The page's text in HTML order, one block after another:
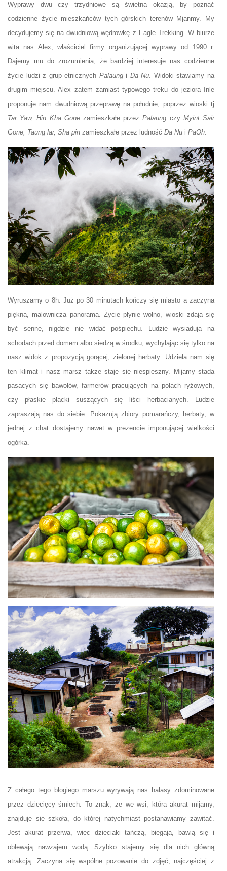
Wyprawy dwu czy trzydniowe są świetną okazją, by poznać
codzienne życie mieszkańców tych górskich terenów Mjanmy. My
decydujemy się na dwudniową wędrowkę z Eagle Trekking. W biurze
wita nas Alex, właściciel firmy organizującej wyprawy od 1990 r.
Dajemy mu do zrozumienia, że bardziej interesuje nas codzienne
życie ludzi z grup etnicznych Palaung i Da Nu. Widoki stawiamy na
drugim miejscu. Alex zatem zamiast typowego treku do jeziora Inle
proponuje nam dwudniową przeprawę na południe, poprzez wioski tj
Tar Yaw, Hin Kha Gonezamieszkałe przezPalaung czy Myint Sair
Gone, Taung lar, Sha pin zamieszkałe przez ludność Da Nu i PaOh.
Wyruszamy o 8h. Już po 30 minutach kończy się miasto a zaczyna
piękna, malownicza panorama. Życie płynie wolno, wioski zdają się
być senne, nigdzie nie widać pośpiechu. Ludzie wysiadują na
schodach przed domem albo siedzą w środku, wychylając się tylko na
nasz widok z propozycją gorącej, zielonej herbaty. Udziela nam się
ten klimat i nasz marsz takze staje się niespieszny. Mijamy stada
pasących się bawołów, farmerów pracujących na polach ryżowych,
czy płaskie placki suszących się liści herbacianych. Ludzie
zapraszają nas do siebie. Pokazują zbiory pomarańczy, herbaty, w
jednej z chat dostajemy nawet w prezencie imponującej wielkości
ogórka.
Z całego tego błogiego marszu wyrywają nas hałasy zdominowane
przez dziecięcy śmiech. To znak, że we wsi, którą akurat mijamy,
znajduje się szkoła, do której natychmiast postanawiamy zawitać.
Jest akurat przerwa, więc dzieciaki tańczą, biegają, bawią się i
oblewają nawzajem wodą. Szybko stajemy się dla nich główną
atrakcją. Zaczyna się wspólne pozowanie do zdjęć, najczęściej z